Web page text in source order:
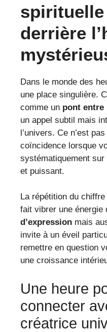
derrière
Dans le monde des
une place singulière.
comme un pont entre
un appel subtil mais
l’univers. Ce n’est
coïncidence lorsque
systématiquement
et puissant.
La répétition du
fait vibrer une énergie
d’expression mais
invite à un éveil
remettre en question
une croissance
Une heure
connecter
créatrice